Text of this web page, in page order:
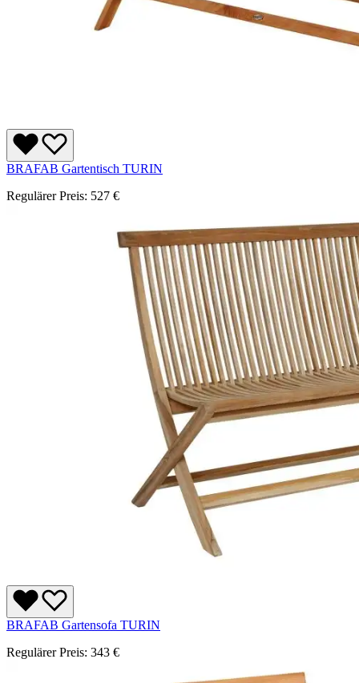
BRAFAB Gartentisch TURIN
Regulärer Preis: 527 €
BRAFAB Gartensofa TURIN
Regulärer Preis: 343 €